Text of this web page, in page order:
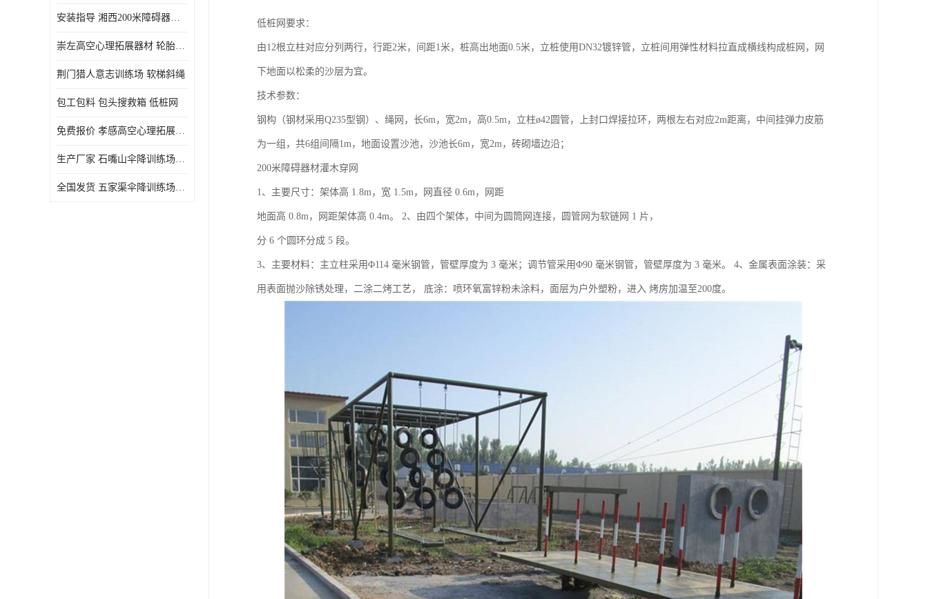
安装指导 湘西200米障碍器材 模拟机降平台
崇左高空心理拓展器材 轮胎墙 技术参数
荆门猎人意志训练场 软梯斜绳
包工包料 包头搜救箱 低桩网
免费报价 孝感高空心理拓展器材 低桩网
生产厂家 石嘴山伞降训练场器材 空中单杠
全国发货 五家渠伞降训练场器材 低桩网
低桩网要求：
由12根立柱对应分列两行，行距2米，间距1米，桩高出地面0.5米，立桩使用DN32镀锌管，立桩间用弹性材料拉直成横线构成桩网，网
下地面以松柔的沙层为宜。
技术参数：
钢构（钢材采用Q235型钢）、绳网，长6m，宽2m，高0.5m，立柱ø42圆管，上封口焊接拉环，两根左右对应2m距离，中间挂弹力皮筋
为一组，共6组间隔1m，地面设置沙池，沙池长6m，宽2m，砖砌墙边沿；
200米障碍器材灌木穿网
1、主要尺寸：架体高 1.8m，宽 1.5m，网直径 0.6m，网距
地面高 0.8m，网距架体高 0.4m。 2、由四个架体，中间为圆筒网连接，圆管网为软链网 1 片，
分 6 个圆环分成 5 段。
3、主要材料：主立柱采用Φ114 毫米钢管，管壁厚度为 3 毫米；调节管采用Φ90 毫米钢管，管壁厚度为 3 毫米。 4、金属表面涂装：采
用表面抛沙除锈处理，二涂二烤工艺， 底涂：喷环氧富锌粉未涂料，面层为户外塑粉，进入 烤房加温至200度。